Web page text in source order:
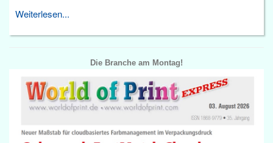
Weiterlesen...
Die Branche am Montag!